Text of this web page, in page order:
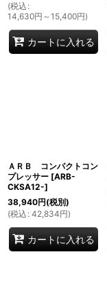
(税込 :
14,630円 ～15,400円)
カートに入れる
ＡＲＢ コンパクトコン
プレッサー [ARB-
CKSA12-]
38,940円(税別)
(税込 : 42,834円)
カートに入れる